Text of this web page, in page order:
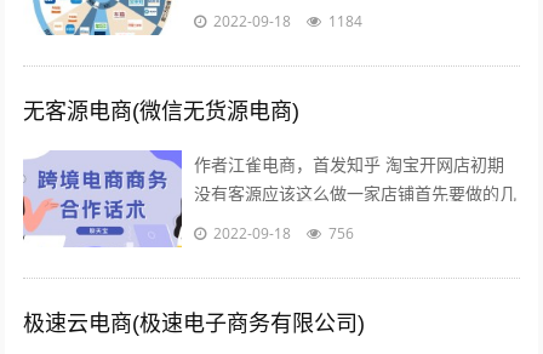
照商务活动的内容的不同，可以分为间接电
2022-09-18 1184
无客源电商(微信无货源电商)
作者江雀电商，首发知乎 淘宝开网店初期
没有客源应该这么做一家店铺首先要做的几
点第一步产品上架 第二步店铺装修 第三步
2022-09-18 756
极速云电商(极速电子商务有限公司)